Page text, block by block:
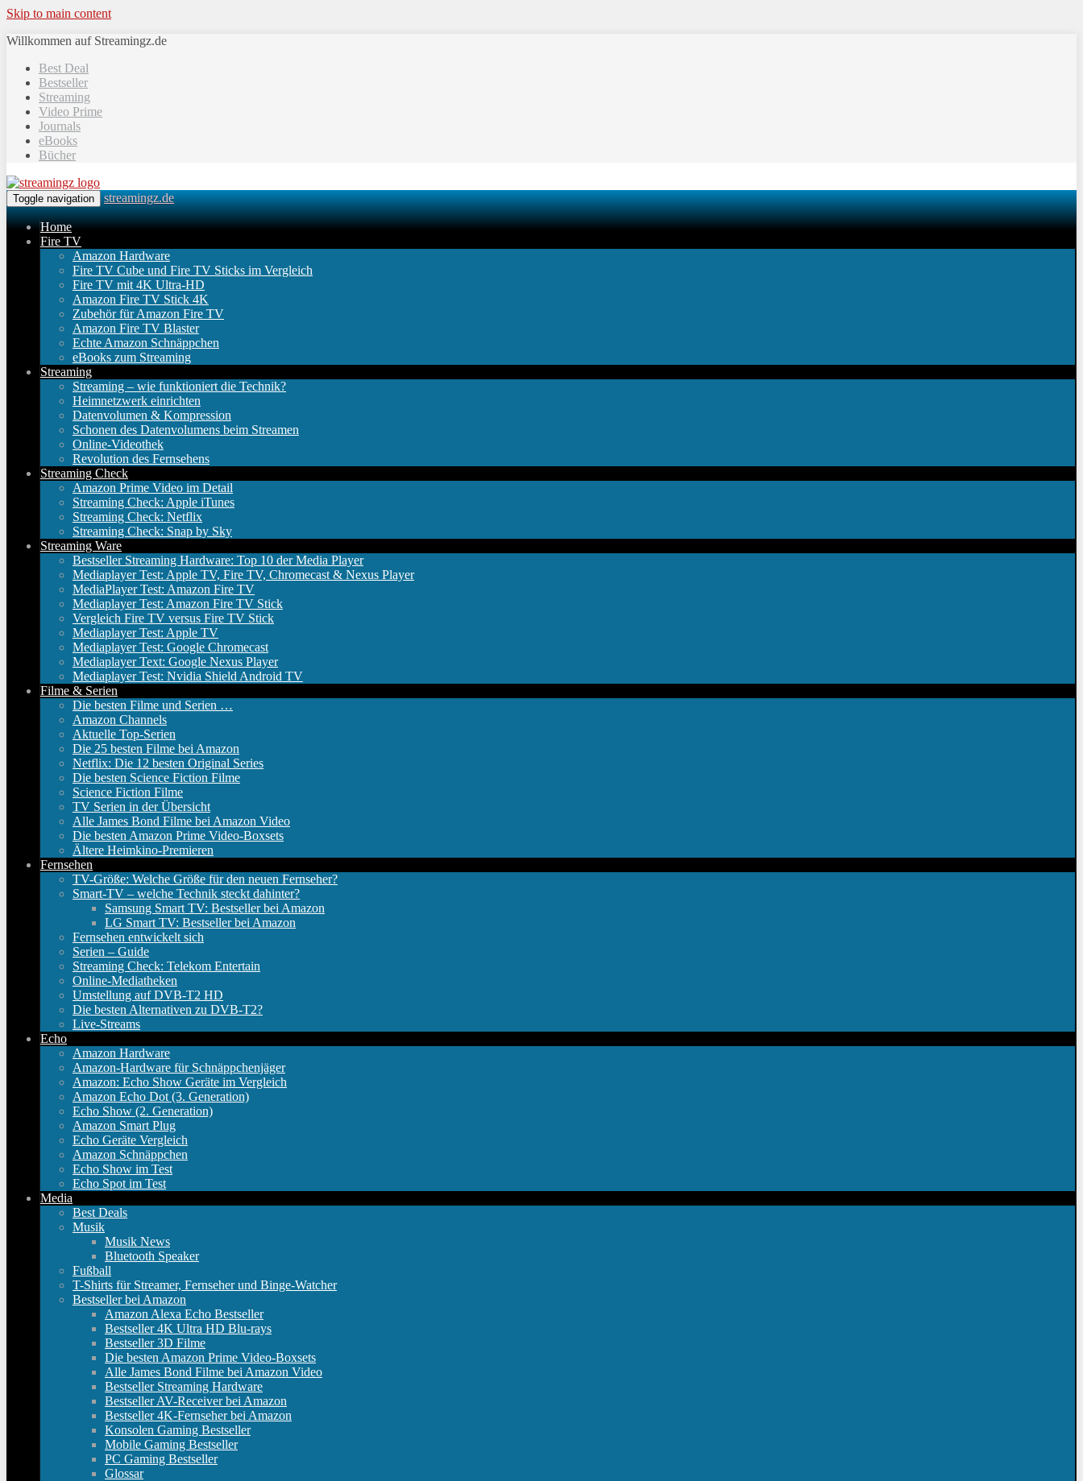
Skip to main content
Willkommen auf Streamingz.de
Best Deal
Bestseller
Streaming
Video Prime
Journals
eBooks
Bücher
Toggle navigation streamingz.de
Home
Fire TV
Amazon Hardware
Fire TV Cube und Fire TV Sticks im Vergleich
Fire TV mit 4K Ultra-HD
Amazon Fire TV Stick 4K
Zubehör für Amazon Fire TV
Amazon Fire TV Blaster
Echte Amazon Schnäppchen
eBooks zum Streaming
Streaming
Streaming – wie funktioniert die Technik?
Heimnetzwerk einrichten
Datenvolumen & Kompression
Schonen des Datenvolumens beim Streamen
Online-Videothek
Revolution des Fernsehens
Streaming Check
Amazon Prime Video im Detail
Streaming Check: Apple iTunes
Streaming Check: Netflix
Streaming Check: Snap by Sky
Streaming Ware
Bestseller Streaming Hardware: Top 10 der Media Player
Mediaplayer Test: Apple TV, Fire TV, Chromecast & Nexus Player
MediaPlayer Test: Amazon Fire TV
Mediaplayer Test: Amazon Fire TV Stick
Vergleich Fire TV versus Fire TV Stick
Mediaplayer Test: Apple TV
Mediaplayer Test: Google Chromecast
Mediaplayer Text: Google Nexus Player
Mediaplayer Test: Nvidia Shield Android TV
Filme & Serien
Die besten Filme und Serien …
Amazon Channels
Aktuelle Top-Serien
Die 25 besten Filme bei Amazon
Netflix: Die 12 besten Original Series
Die besten Science Fiction Filme
Science Fiction Filme
TV Serien in der Übersicht
Alle James Bond Filme bei Amazon Video
Die besten Amazon Prime Video-Boxsets
Ältere Heimkino-Premieren
Fernsehen
TV-Größe: Welche Größe für den neuen Fernseher?
Smart-TV – welche Technik steckt dahinter?
Samsung Smart TV: Bestseller bei Amazon
LG Smart TV: Bestseller bei Amazon
Fernsehen entwickelt sich
Serien – Guide
Streaming Check: Telekom Entertain
Online-Mediatheken
Umstellung auf DVB-T2 HD
Die besten Alternativen zu DVB-T2?
Live-Streams
Echo
Amazon Hardware
Amazon-Hardware für Schnäppchenjäger
Amazon: Echo Show Geräte im Vergleich
Amazon Echo Dot (3. Generation)
Echo Show (2. Generation)
Amazon Smart Plug
Echo Geräte Vergleich
Amazon Schnäppchen
Echo Show im Test
Echo Spot im Test
Media
Best Deals
Musik
Musik News
Bluetooth Speaker
Fußball
T-Shirts für Streamer, Fernseher und Binge-Watcher
Bestseller bei Amazon
Amazon Alexa Echo Bestseller
Bestseller 4K Ultra HD Blu-rays
Bestseller 3D Filme
Die besten Amazon Prime Video-Boxsets
Alle James Bond Filme bei Amazon Video
Bestseller Streaming Hardware
Bestseller AV-Receiver bei Amazon
Bestseller 4K-Fernseher bei Amazon
Konsolen Gaming Bestseller
Mobile Gaming Bestseller
PC Gaming Bestseller
Glossar